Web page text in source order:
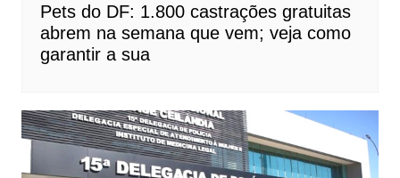
Pets do DF: 1.800 castrações gratuitas
abrem na semana que vem; veja como
garantir a sua